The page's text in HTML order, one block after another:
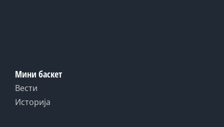
Мини баскет
Вести
Историја